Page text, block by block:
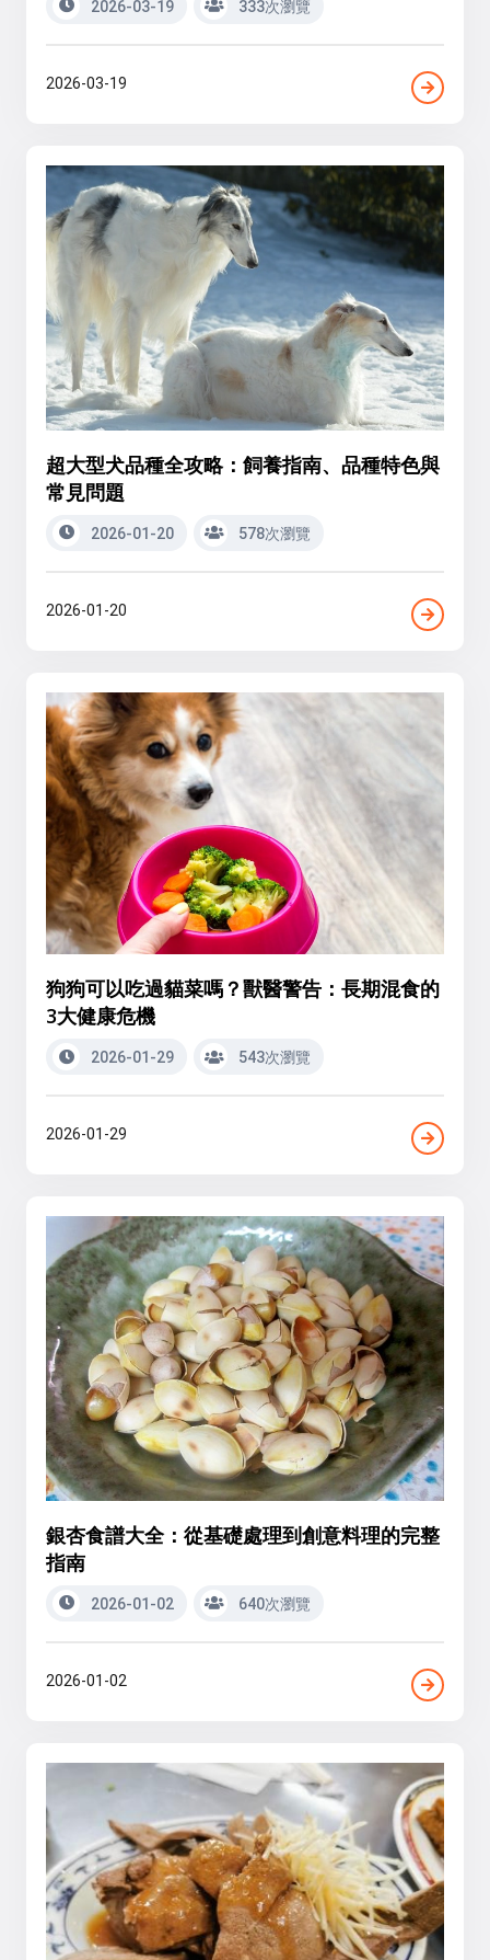
2026-03-19 333次瀏覽
2026-03-19
超大型犬品種全攻略：飼養指南、品種特色與
常見問題
2026-01-20 578次瀏覽
2026-01-20
狗狗可以吃過貓菜嗎？獸醫警告：長期混食的
3大健康危機
2026-01-29 543次瀏覽
2026-01-29
銀杏食譜大全：從基礎處理到創意料理的完整
指南
2026-01-02 640次瀏覽
2026-01-02